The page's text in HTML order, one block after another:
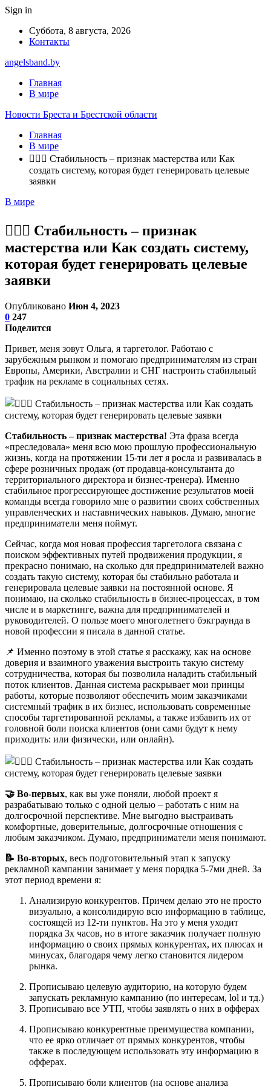
Sign in
Суббота, 8 августа, 2026
Контакты
angelsband.by
Главная
В мире
Новости Бреста и Брестской области
Главная
В мире
🧘🏻‍♀️ Стабильность – признак мастерства или Как
создать систему, которая будет генерировать целевые
заявки
В мире
🧘🏻‍♀️ Стабильность – признак
мастерства или Как создать систему,
которая будет генерировать целевые
заявки
Опубликовано Июн 4, 2023
0 247
Поделится
Привет, меня зовут Ольга, я таргетолог. Работаю с
зарубежным рынком и помогаю предпринимателям из стран
Европы, Америки, Австралии и СНГ настроить стабильный
трафик на рекламе в социальных сетях.
Стабильность – признак мастерства! Эта фраза всегда
«преследовала» меня всю мою прошлую профессиональную
жизнь, когда на протяжении 15-ти лет я росла и развивалась в
сфере розничных продаж (от продавца-консультанта до
территориального директора и бизнес-тренера). Именно
стабильное прогрессирующее достижение результатов моей
команды всегда говорило мне о развитии своих собственных
управленческих и наставнических навыков. Думаю, многие
предприниматели меня поймут.
Сейчас, когда моя новая профессия таргетолога связана с
поиском эффективных путей продвижения продукции, я
прекрасно понимаю, на сколько для предпринимателей важно
создать такую систему, которая бы стабильно работала и
генерировала целевые заявки на постоянной основе. Я
понимаю, на сколько стабильность в бизнес-процессах, в том
числе и в маркетинге, важна для предпринимателей и
руководителей. О пользе моего многолетнего бэкграунда в
новой профессии я писала в данной статье.
📌 Именно поэтому в этой статье я расскажу, как на основе
доверия и взаимного уважения выстроить такую систему
сотрудничества, которая бы позволила наладить стабильный
поток клиентов. Данная система раскрывает мои принцы
работы, которые позволяют обеспечить моим заказчиками
системный трафик в их бизнес, использовать современные
способы таргетированной рекламы, а также избавить их от
головной боли поиска клиентов (они сами будут к нему
приходить: или физически, или онлайн).
🤝 Во-первых, как вы уже поняли, любой проект я
разрабатываю только с одной целью – работать с ним на
долгосрочной перспективе. Мне выгодно выстраивать
комфортные, доверительные, долгосрочные отношения с
любым заказчиком. Думаю, предприниматели меня понимают.
📝 Во-вторых, весь подготовительный этап к запуску
рекламной кампании занимает у меня порядка 5-7ми дней. За
этот период времени я:
Анализирую конкурентов. Причем делаю это не просто
визуально, а консолидирую всю информацию в таблице,
состоящей из 12-ти пунктов. На это у меня уходит
порядка 3х часов, но в итоге заказчик получает полную
информацию о своих прямых конкурентах, их плюсах и
минусах, благодаря чему легко становится лидером
рынка.
Прописываю целевую аудиторию, на которую будем
запускать рекламную кампанию (по интересам, lol и тд.)
Прописываю все УТП, чтобы заявлять о них в офферах
Прописываю конкурентные преимущества компании,
что ее ярко отличает от прямых конкурентов, чтобы
также в последующем использовать эту информацию в
офферах.
Прописываю боли клиентов (на основе анализа